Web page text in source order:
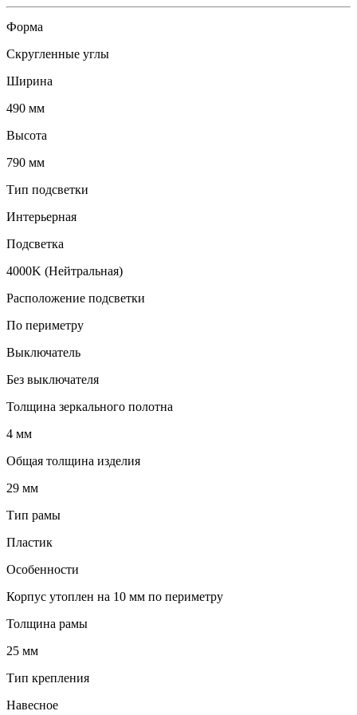
Форма
Скругленные углы
Ширина
490 мм
Высота
790 мм
Тип подсветки
Интерьерная
Подсветка
4000K (Нейтральная)
Расположение подсветки
По периметру
Выключатель
Без выключателя
Толщина зеркального полотна
4 мм
Общая толщина изделия
29 мм
Тип рамы
Пластик
Особенности
Корпус утоплен на 10 мм по периметру
Толщина рамы
25 мм
Тип крепления
Навесное